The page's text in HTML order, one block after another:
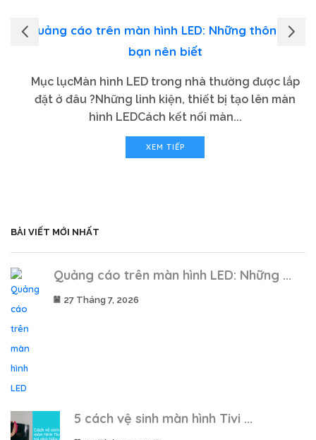
Quảng cáo trên màn hình LED: Những thông tin
bạn nên biết
Mục lụcMàn hình LED trong nhà thường được lắp
đặt ở đâu ?Những linh kiện, thiết bị tạo lên màn
hình LEDCách kết nối màn...
XEM TIẾP
BÀI VIẾT MỚI NHẤT
Quảng cáo trên màn hình LED: Những ...
27 Tháng 7, 2026
5 cách vệ sinh màn hình Tivi ...